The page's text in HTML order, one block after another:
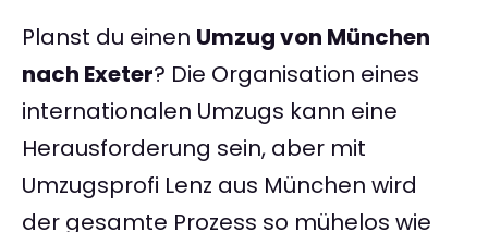
Planst du einen Umzug von München
nach Exeter? Die Organisation eines
internationalen Umzugs kann eine
Herausforderung sein, aber mit
Umzugsprofi Lenz aus München wird
der gesamte Prozess so mühelos wie